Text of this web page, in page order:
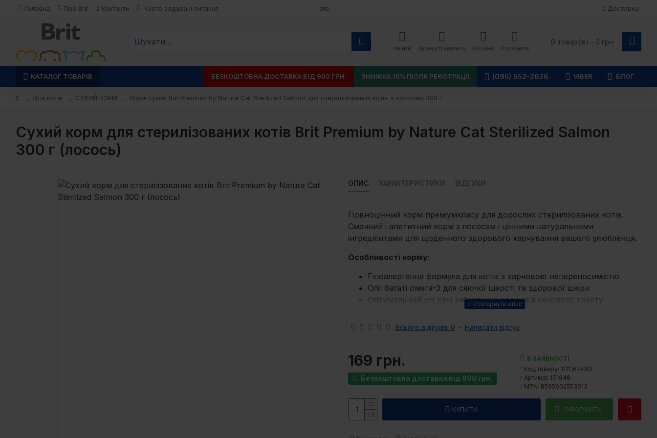
Головна Про Brit Контакти Часто задавані питання Укр Доставка
Увійти Зареєструватись Обране Порівняти
0 товар(ів) - 0 грн.
КАТАЛОГ ТОВАРІВ БЕЗКОШТОВНА ДОСТАВКА ВІД 900 ГРН. ЗНИЖКА 15% ПІСЛЯ РЕЄСТРАЦІЇ (095) 552-2626 VIBER БЛОГ
Для котів СУХИЙ КОРМ Корм сухий Brit Premium by Nature Cat Sterilized Salmon для стерилізованих котів з лососем 300 г
Сухий корм для стерилізованих котів Brit Premium by Nature Cat Sterilized Salmon
300 г (лосось)
ОПИС ХАРАКТЕРИСТИКИ ВІДГУКИ
Повноцінний корм преміумкласу для дорослих стерилізованих котів.
Смачний і апетитний корм з лососем і цінними натуральними
інгредієнтами для щоденного здорового харчування вашого улюбленця.
Особливості корму:
Гіпоалергенна формула для котів з харчовою непереносимістю
Олії багаті омега-3 для сяючої шерсті та здорової шкіри
Оптимальний pH сечі забезпечує здоров’я сечового тракту
З м’якоттю яблука — натуральним джерелом клітковини
З розмарином, гвоздикою, куркумою і цитрусовими — природними
відмінного засвоєння всіх компонентів
БЕЗ пшениці БЕЗ сої БЕЗ кукурудзи
Склад:лосось дегідрований 28%, рис, індичка дегідрована, 10%,
курячий жир, горох, сушена яблучна м’якоть, лососеве масло 3%, пивні
дріжджі, гідролізована куряча печінка, хлорид натрію, сушений шпинат
0,5%, мананолігосахариди (150 мг/кг), фруктоолігосахаріди (120 мг/кг),
юка Шидігера (80 мг/кг), сушений розмарин (11 мг/кг), сушена гвоздика
Всього відгуків: 0 - Написати відгук
169 грн.
Безкоштовна доставка від 900 грн.
В НАЯВНОСТІ
Код товару: 1111167480
Артикул: 171848
MPN: 8595602553013
КУПИТИ ОФОРМИТИ